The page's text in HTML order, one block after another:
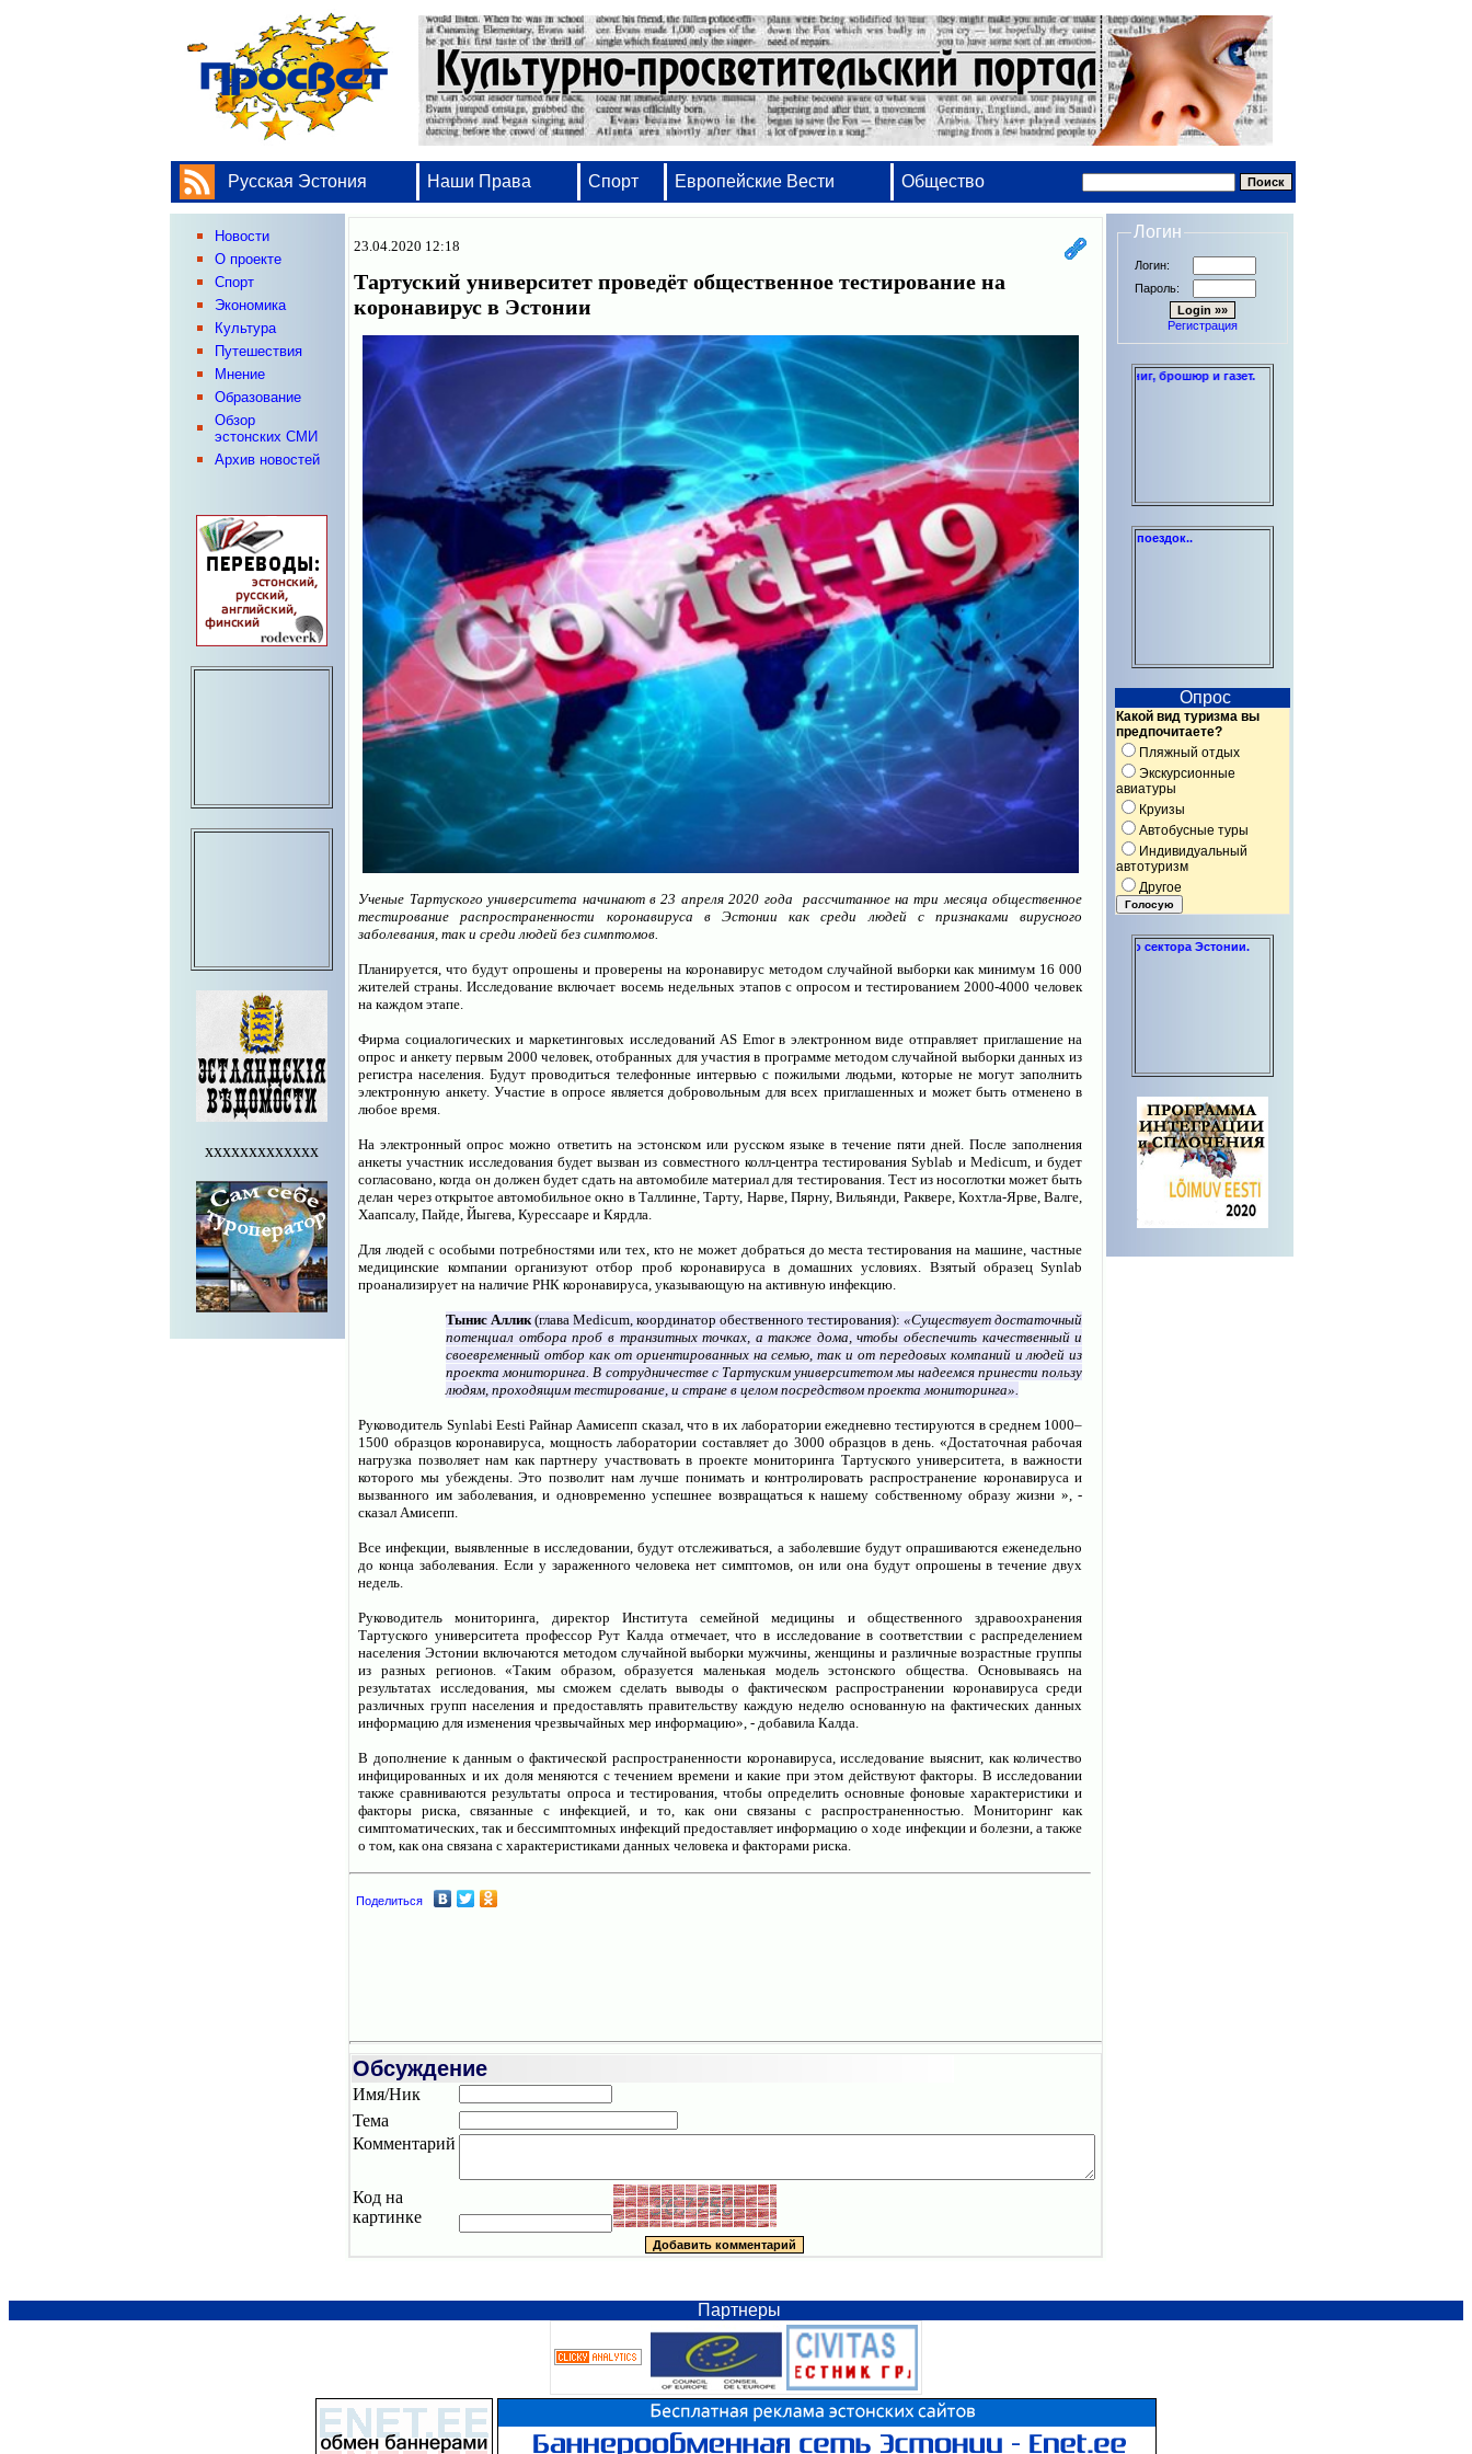
Русская Эстония Наши Права Спорт Европейские Вести Общество
Новости
О проекте
Спорт
Экономика
Культура
Путешествия
Мнение
Образование
Обзор
эстонских СМИ
Архив новостей
xxxxxxxxxxxxx
23.04.2020 12:18
Тартуский университет проведёт общественное тестирование на
коронавирус в Эстонии
Ученые Тартуского университета начинают в 23 апреля 2020 года рассчитанное на три месяца общественное
тестирование распространенности коронавируса в Эстонии как среди людей с признаками вирусного
заболевания, так и среди людей без симптомов.
Планируется, что будут опрошены и проверены на коронавирус методом случайной выборки как минимум 16 000
жителей страны. Исследование включает восемь недельных этапов с опросом и тестированием 2000-4000 человек
на каждом этапе.
Фирма социалогических и маркетинговых исследований AS Emor в электронном виде отправляет приглашение на
опрос и анкету первым 2000 человек, отобранных для участия в программе методом случайной выборки данных из
регистра населения. Будут проводиться телефонные интервью с пожилыми людьми, которые не могут заполнить
электронную анкету. Участие в опросе является добровольным для всех приглашенных и может быть отменено в
любое время.
На электронный опрос можно ответить на эстонском или русском языке в течение пяти дней. После заполнения
анкеты участник исследования будет вызван из совместного колл-центра тестирования Syblab и Medicum, и будет
согласовано, когда он должен будет сдать на автомобиле материал для тестирования. Тест из носоглотки может быть
делан через открытое автомобильное окно в Таллинне, Тарту, Нарве, Пярну, Вильянди, Раквере, Кохтла-Ярве, Валге,
Хаапсалу, Пайде, Йыгева, Курессааре и Кярдла.
Для людей с особыми потребностями или тех, кто не может добраться до места тестирования на машине, частные
медицинские компании организуют отбор проб коронавируса в домашних условиях. Взятый образец Synlab
проанализирует на наличие РНК коронавируса, указывающую на активную инфекцию.
Тынис Аллик (глава Medicum, координатор обественного тестирования):«Существует достаточный
потенциал отбора проб в транзитных точках, а также дома, чтобы обеспечить качественный и
своевременный отбор как от ориентированных на семью, так и от передовых компаний и людей из
проекта мониторинга. В сотрудничестве с Тартуским университетом мы надеемся принести пользу
людям, проходящим тестирование, и стране в целом посредством проекта мониторинга».
Руководитель Synlabi Eesti Райнар Аамисепп сказал, что в их лаборатории ежедневно тестируются в среднем 1000–
1500 образцов коронавируса, мощность лаборатории составляет до 3000 образцов в день. «Достаточная рабочая
нагрузка позволяет нам как партнеру участвовать в проекте мониторинга Тартуского университета, в важности
которого мы убеждены. Это позволит нам лучше понимать и контролировать распространение коронавируса и
вызванного им заболевания, и одновременно успешнее возвращаться к нашему собственному образу жизни », -
сказал Амисепп.
Все инфекции, выявленные в исследовании, будут отслеживаться, а заболевшие будут опрашиваются еженедельно
до конца заболевания. Если у зараженного человека нет симптомов, он или она будут опрошены в течение двух
недель.
Руководитель мониторинга, директор Института семейной медицины и общественного здравоохранения
Тартуского университета профессор Рут Калда отмечает, что в исследование в соответствии с распределением
населения Эстонии включаются методом случайной выборки мужчины, женщины и различные возрастные группы
из разных регионов. «Таким образом, образуется маленькая модель эстонского общества. Основываясь на
результатах исследования, мы сможем сделать выводы о фактическом распространении коронавируса среди
различных групп населения и предоставлять правительству каждую неделю основанную на фактических данных
информацию для изменения чрезвычайных мер информацию», - добавила Калда.
В дополнение к данным о фактической распространенности коронавируса, исследование выяснит, как количество
инфицированных и их доля меняются с течением времени и какие при этом действуют факторы. В исследовании
также сравниваются результаты опроса и тестирования, чтобы определить основные фоновые характеристики и
факторы риска, связанные с инфекцией, и то, как они связаны с распространенностью. Мониторинг как
симптоматических, так и бессимптомных инфекций предоставляет информацию о ходе инфекции и болезни, а также
о том, как она связана с характеристиками данных человека и факторами риска.
Поделиться
Обсуждение
Имя/Ник
Тема
Комментарий
Код на
картинке
Логин
Логин:
Пароль:
Регистрация
Набор, вёрстка, оформление - от проектов и дипломов до книг, брошюр и газет.
Индивидуальные консультации по организации отдыха и бизнес-поездок..
Опрос
Какой вид туризма вы
предпочитаете?
Пляжный отдых
Экскурсионные
авиатуры
Круизы
Автобусные туры
Индивидуальный
автотуризм
Другое
Создание и администрирование сайтов для некоммерческого сектора Эстонии.
Партнеры